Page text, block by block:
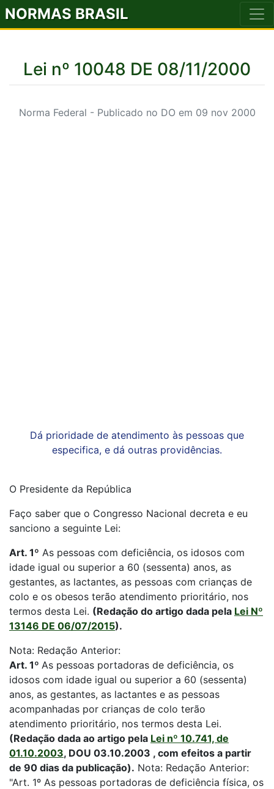
NORMAS BRASIL
Lei nº 10048 DE 08/11/2000
Norma Federal - Publicado no DO em 09 nov 2000
Dá prioridade de atendimento às pessoas que
especifica, e dá outras providências.
O Presidente da República
Faço saber que o Congresso Nacional decreta e eu
sanciono a seguinte Lei:
Art. 1º As pessoas com deficiência, os idosos com
idade igual ou superior a 60 (sessenta) anos, as
gestantes, as lactantes, as pessoas com crianças de
colo e os obesos terão atendimento prioritário, nos
termos desta Lei. (Redação do artigo dada pela Lei Nº
13146 DE 06/07/2015).
Nota: Redação Anterior:
Art. 1º As pessoas portadoras de deficiência, os
idosos com idade igual ou superior a 60 (sessenta)
anos, as gestantes, as lactantes e as pessoas
acompanhadas por crianças de colo terão
atendimento prioritário, nos termos desta Lei.
(Redação dada ao artigo pela Lei nº 10.741, de
01.10.2003, DOU 03.10.2003 , com efeitos a partir
de 90 dias da publicação). Nota: Redação Anterior:
"Art. 1º As pessoas portadoras de deficiência física, os